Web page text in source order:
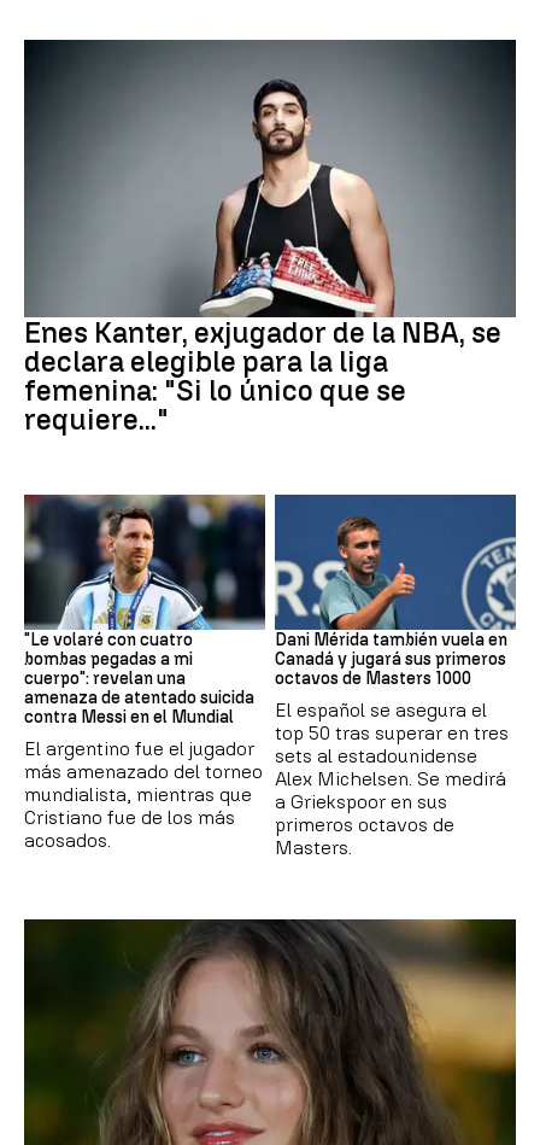
Enes Kanter, exjugador de la NBA, se
declara elegible para la liga
femenina: "Si lo único que se
requiere..."
Mundial 2026
"Le volaré con cuatro
bombas pegadas a mi
cuerpo": revelan una
amenaza de atentado suicida
contra Messi en el Mundial
El argentino fue el jugador
más amenazado del torneo
mundialista, mientras que
Cristiano fue de los más
acosados.
Tenis
Dani Mérida también vuela en
Canadá y jugará sus primeros
octavos de Masters 1000
El español se asegura el
top 50 tras superar en tres
sets al estadounidense
Alex Michelsen. Se medirá
a Griekspoor en sus
primeros octavos de
Masters.